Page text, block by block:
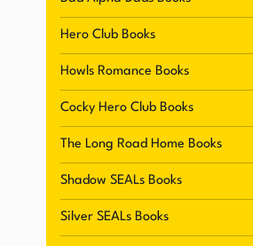
Hero Club Books
Howls Romance Books
Cocky Hero Club Books
The Long Road Home Books
Shadow SEALs Books
Silver SEALs Books